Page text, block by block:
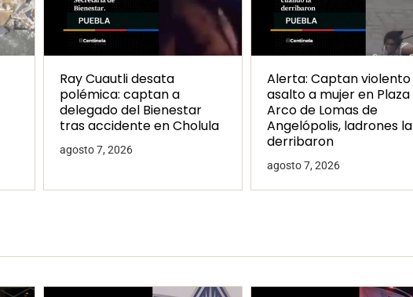
Ray Cuautli desata
polémica: captan a
delegado del Bienestar
tras accidente en Cholula
agosto 7, 2026
Alerta: Captan violento
asalto a mujer en Plaza
Arco de Lomas de
Angelópolis, ladrones la
derribaron
agosto 7, 2026